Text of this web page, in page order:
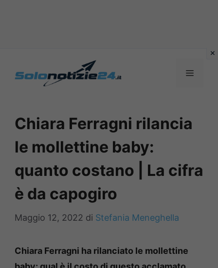
MENU
Chiara Ferragni rilancia
le mollettine baby:
quanto costano | La cifra
è da capogiro
Maggio 12, 2022 di Stefania Meneghella
Chiara Ferragni ha rilanciato le mollettine